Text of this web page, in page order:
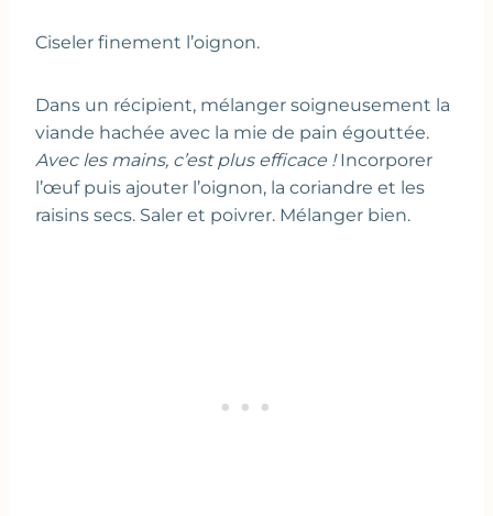
Ciseler finement l’oignon.
Dans un récipient, mélanger soigneusement la
viande hachée avec la mie de pain égouttée.
Avec les mains, c’est plus efficace !Incorporer
l’œuf puis ajouter l’oignon, la coriandre et les
raisins secs. Saler et poivrer. Mélanger bien.